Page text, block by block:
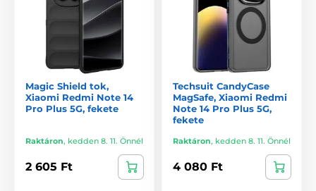
Magic Shield tok,
Xiaomi Redmi Note 14
Pro Plus 5G, fekete
Raktáron, kedden 8. 11. Önnél
2 605 Ft
Techsuit CandyCase
MagSafe, Xiaomi Redmi
Note 14 Pro Plus 5G,
fekete
Raktáron, kedden 8. 11. Önnél
4 080 Ft